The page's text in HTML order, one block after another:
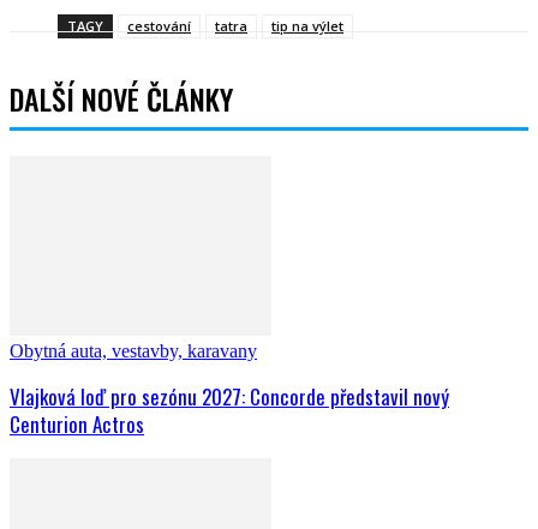
TAGY cestování tatra tip na výlet
DALŠÍ NOVÉ ČLÁNKY
Obytná auta, vestavby, karavany
Vlajková loď pro sezónu 2027: Concorde představil nový
Centurion Actros